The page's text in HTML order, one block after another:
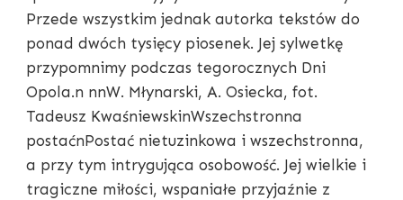
Przede wszystkim jednak autorka tekstów do
ponad dwóch tysięcy piosenek. Jej sylwetkę
przypomnimy podczas tegorocznych Dni
Opola.n nnW. Młynarski, A. Osiecka, fot.
Tadeusz KwaśniewskinWszechstronna
postaćnPostać nietuzinkowa i wszechstronna,
a przy tym intrygująca osobowość. Jej wielkie i
tragiczne miłości, wspaniałe przyjaźnie z